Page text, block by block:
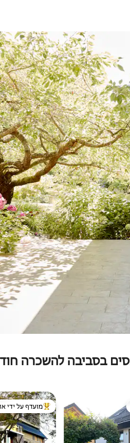
בעזרת תנועות מגע או החלקה.
בסביבה להשכרה
על ידי אורחים מוביל בקרב
מועדף על ידי